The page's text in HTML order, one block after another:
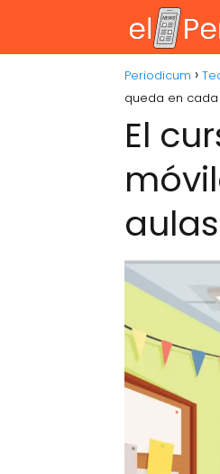
Periodicum
queda en
El